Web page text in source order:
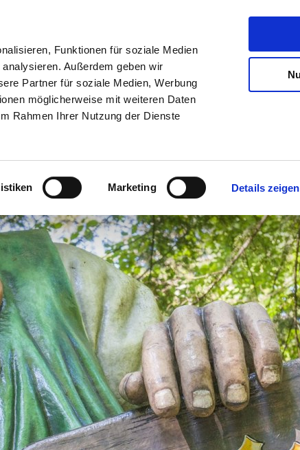
Funktionen für soziale Medien
Außerdem geben wir
Partner für soziale Medien, Werbung
möglicherweise mit weiteren Daten
Rahmen Ihrer Nutzung der Dienste
Marketing Details zeigen
Service &